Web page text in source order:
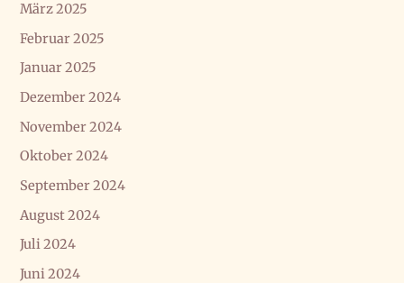
März 2025
Februar 2025
Januar 2025
Dezember 2024
November 2024
Oktober 2024
September 2024
August 2024
Juli 2024
Juni 2024